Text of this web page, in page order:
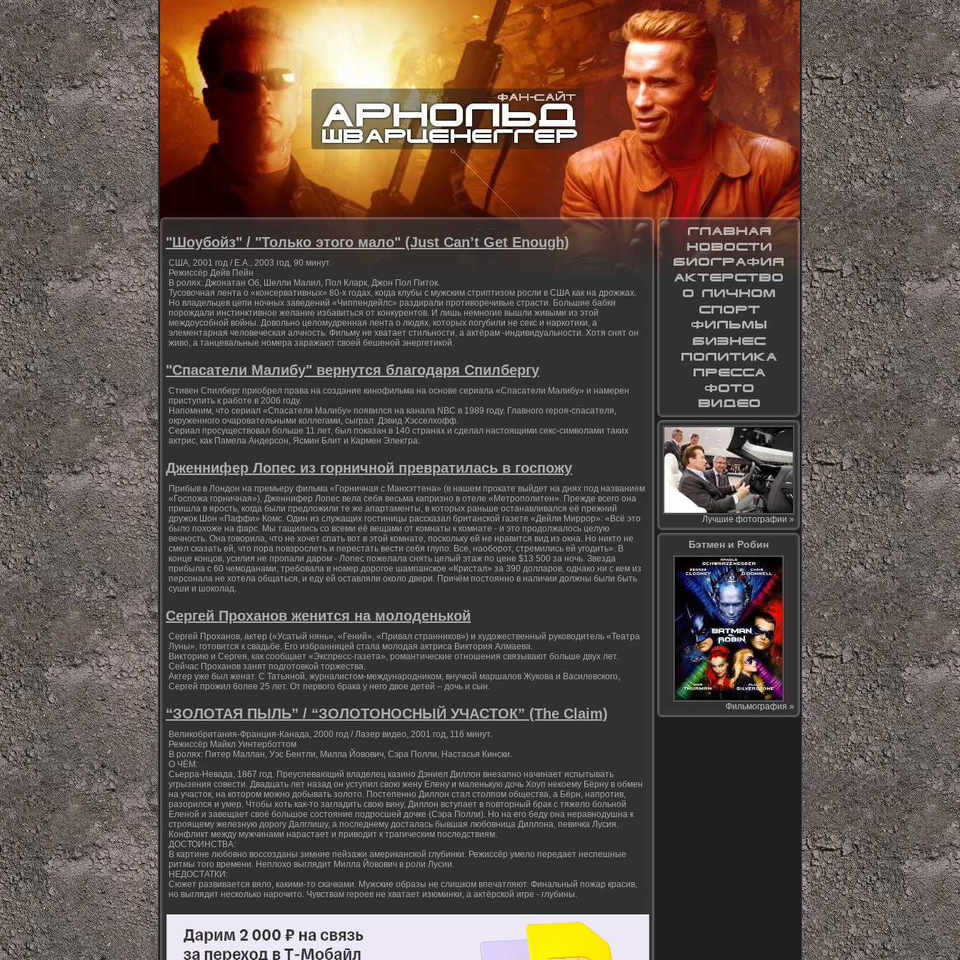
"Шоубойз" / "Только этого мало" (Just Can’t Get Enough)
США, 2001 год / Е.А., 2003 год, 90 минут.
Режиссёр Дейв Пейн
В ролях: Джонатан Об, Шелли Малил, Пол Кларк, Джон Пол Питок.
Тусовочная лента о «консервативных» 80-х годах, когда клубы с мужским стриптизом росли в США как на дрожжах.
Но владельцев цепи ночных заведений «Чиппендейлс» раздирали противоречивые страсти. Большие бабки
порождали инстинктивное желание избавиться от конкурентов. И лишь немногие вышли живыми из этой
междоусобной войны. Довольно целомудренная лента о людях, которых погубили не секс и наркотики, а
элементарная человеческая алчность. Фильму не хватает стильности, а актёрам -индивидуальности. Хотя снят он
живо, а танцевальные номера заражают своей бешеной энергетикой.
"Спасатели Малибу" вернутся благодаря Спилбергу
Стивен Спилберг приобрел права на создание кинофильма на основе сериала «Спасатели Малибу» и намерен
приступить к работе в 2006 году.
Напомним, что сериал «Спасатели Малибу» появился на канала NBC в 1989 году. Главного героя-спасателя,
окруженного очаровательными коллегами, сыграл Дэвид Хэсселхофф.
Сериал просуществовал больше 11 лет, был показан в 140 странах и сделал настоящими секс-символами таких
актрис, как Памела Андерсон, Ясмин Блит и Кармен Электра.
Дженнифер Лопес из горничной превратилась в госпожу
Прибыв в Лондон на премьеру фильма «Горничная с Манхэттена» (в нашем прокате выйдет на днях под названием
«Госпожа горничная»), Дженнифер Лопес вела себя весьма капризно в отеле «Метрополитен». Прежде всего она
пришла в ярость, когда были предложили те же апартаменты, в которых раньше останавливался её прежний
дружок Шон «Паффи» Комс. Один из служащих гостиницы рассказал британской газете «Дейли Миррор»: «Всё это
было похоже на фарс. Мы тащились со всеми её вещами от комнаты к комнате - и это продолжалось целую
вечность. Она говорила, что не хочет спать вот в этой комнате, поскольку ей не нравится вид из окна. Но никто не
смел сказать ей, что пора повзрослеть и перестать вести себя глупо. Все, наоборот, стремились ей угодить». В
конце концов, усилия не пропали даром - Лопес пожелала снять целый этаж по цене $13 500 за ночь. Звезда
прибыла с 60 чемоданами, требовала в номер дорогое шампанское «Кристал» за 390 долларов, однако ни с кем из
персонала не хотела общаться, и еду ей оставляли около двери. Причём постоянно в наличии должны были быть
суши и шоколад.
Сергей Проханов женится на молоденькой
Сергей Проханов, актер («Усатый нянь», «Гений», «Привал странников») и художественный руководитель «Театра
Луны», готовится к свадьбе. Его избранницей стала молодая актриса Виктория Алмаева.
Викторию и Сергея, как сообщает «Экспресс-газета», романтические отношения связывают больше двух лет.
Сейчас Проханов занят подготовкой торжества.
Актер уже был женат. С Татьяной, журналистом-международником, внучкой маршалов Жукова и Василевского,
Сергей прожил более 25 лет. От первого брака у него двое детей – дочь и сын.
“ЗОЛОТАЯ ПЫЛЬ” / “ЗОЛОТОНОСНЫЙ УЧАСТОК” (The Claim)
Великобритания-Франция-Канада, 2000 год / Лазер видео, 2001 год, 116 минут.
Режиссёр Майкл Уинтерботтом
В ролях: Питер Маллан, Уэс Бентли, Милла Йовович, Сэра Полли, Настасья Кински.
О ЧЁМ:
Сьерра-Невада, 1867 год. Преуспевающий владелец казино Дэниел Диллон внезапно начинает испытывать
угрызения совести. Двадцать лет назад он уступил свою жену Елену и маленькую дочь Хоуп некоему Бёрну в обмен
на участок, на котором можно добывать золото. Постепенно Диллон стал столпом общества, а Бёрн, напротив,
разорился и умер. Чтобы хоть как-то загладить свою вину, Диллон вступает в повторный брак с тяжело больной
Еленой и завещает своё большое состояние подросшей дочке (Сэра Полли). Но на его беду она неравнодушна к
строящему железную дорогу Далглишу, а последнему досталась бывшая любовница Диллона, певичка Лусия.
Конфликт между мужчинами нарастает и приводит к трагическим последствиям.
ДОСТОИНСТВА:
В картине любовно воссозданы зимние пейзажи американской глубинки. Режиссёр умело передает неспешные
ритмы того времени. Неплохо выглядит Милла Йовович в роли Лусии.
НЕДОСТАТКИ:
Сюжет развивается вяло, какими-то скачками. Мужские образы не слишком впечатляют. Финальный пожар красив,
но выглядит несколько нарочито. Чувствам героев не хватает изюминки, а актёрской игре - глубины.
Лучшие фотографии »
Бэтмен и Робин
Фильмография »